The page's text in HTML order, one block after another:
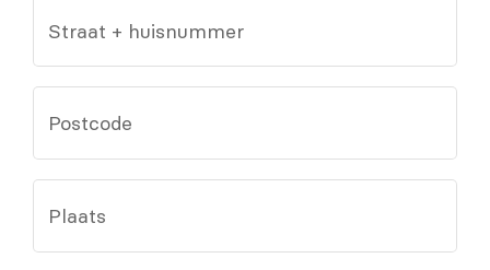
Straat + huisnummer
Postcode
Plaats